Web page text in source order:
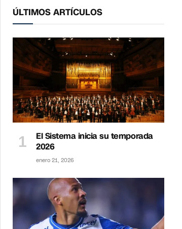
ÚLTIMOS ARTÍCULOS
El Sistema inicia su temporada
2026
enero 21, 2026